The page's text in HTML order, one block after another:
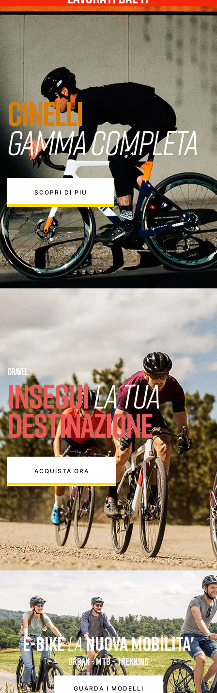
CINELLI
GAMMA COMPLETA
SCOPRI DI PIU
GRAVEL
INSEGUILA TUA
DESTINAZIONE
ACQUISTA ORA
E-BIKELANUOVA MOBILITA'
URBAN - MTB - TREKKING
GUARDA I MODELLI